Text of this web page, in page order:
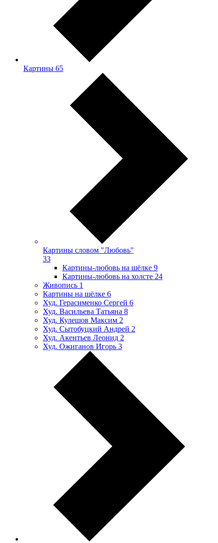
Картины 65
Картины словом "Любовь"
33
Картины-любовь на шёлке 9
Картины-любовь на холсте 24
Живопись 1
Картины на шёлке 6
Худ. Герасименко Сергей 6
Худ. Васильева Татьяна 8
Худ. Кулешов Максим 2
Худ. Сытобуцкий Андрей 2
Худ. Акентьев Леонид 2
Худ. Ожиганов Игорь 3